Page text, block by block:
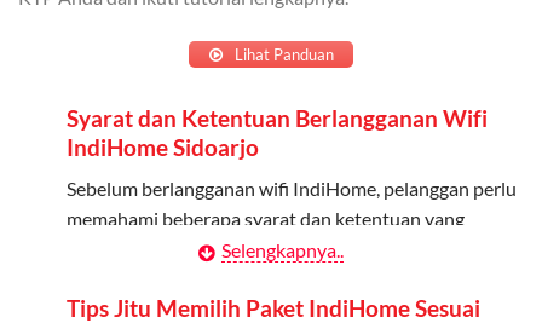
Kuota ini hanya bisa digunakan di dalam negeri.
Cara Menggunakan Kuota Keluarga
Daftarkan Anggota: Admin dapat mendaftarkan anggota
melalui aplikasi MyTelkomsel atau website Telkomsel One.
Bagikan Kuota: Setelah terdaftar, anggota bisa langsung
Lihat Panduan
Syarat dan Ketentuan Berlangganan Wifi
IndiHome Sidoarjo
Sebelum berlangganan wifi IndiHome, pelanggan perlu
memahami beberapa syarat dan ketentuan yang
Kontrak Berlangganan
Selengkapnya..
Tips Jitu Memilih Paket IndiHome Sesuai